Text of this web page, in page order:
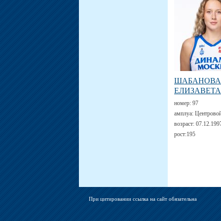
ШАБАНОВА
ЕЛИЗАВЕТА
номер: 97
амплуа:
возраст:
рост:195
При цитировании ссылка на сайт обязательна